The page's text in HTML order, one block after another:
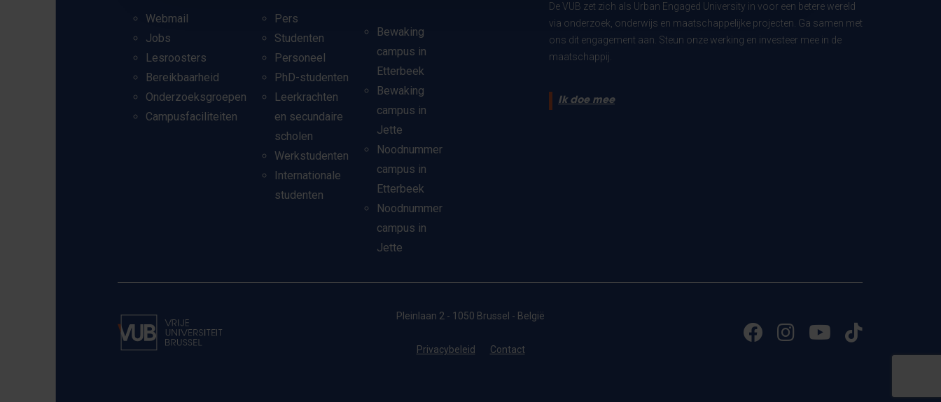
Webmail
Jobs
Lesroosters
Bereikbaarheid
Onderzoeksgroepen
Campusfaciliteiten
Pers
Studenten
Personeel
PhD-studenten
Leerkrachten
en secundaire
scholen
Werkstudenten
Internationale
studenten
Bewaking
campus in
Etterbeek
Bewaking
campus in
Jette
Noodnummer
campus in
Etterbeek
Noodnummer
campus in
Jette
De VUB zet zich als Urban Engaged University in voor een betere wereld
via onderzoek, onderwijs en maatschappelijke projecten. Ga samen met
ons dit engagement aan. Steun onze werking en investeer mee in de
maatschappij.
Ik doe mee
Pleinlaan 2 - 1050 Brussel - België
Privacybeleid Contact